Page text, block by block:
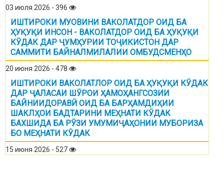
03 июля 2026 - 396
ИШТИРОКИ МУОВИНИ ВАКОЛАТДОР ОИД БА
ҲУҚУҚИ ИНСОН - ВАКОЛАТДОР ОИД БА ҲУҚУҚИ
КӮДАК ДАР ҶУМҲУРИИ ТОҶИКИСТОН ДАР
САММИТИ БАЙНАЛМИЛАЛИИ ОМБУДСМЕНҲО
20 июня 2026 - 478
ИШТИРОКИ ВАКОЛАТЛОР ОИД БА ҲУҚУҚИ КӮДАК
ДАР ҶАЛАСАИ ШӮРОИ ҲАМОҲАНГСОЗИИ
БАЙНИИДОРАВӢ ОИД БА БАРҲАМДИҲИИ
ШАКЛҲОИ БАДТАРИНИ МЕҲНАТИ КӮДАК
БАХШИДА БА РӮЗИ УМУМИҶАҲОНИИ МУБОРИЗА
БО МЕҲНАТИ КӮДАК
15 июня 2026 - 527